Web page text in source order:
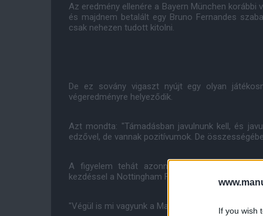
If you wish
Az eredmény ellenére a Bayern München
és majdnem betalált egy Bruno Fernandes
csak nehezen tudott kitolni.
De ez sovány vigaszt nyújt egy olyan
végeredményre helyeződik.
Azt mondta: "Támadásban javulnunk kell, és
edzővel, de vannak pozitívumok. De
A figyelem tehát azonnal a hétvégi feladatra
kezdéssel a Nottingham Forestet fogadjuk az
"Végül is mi vagyunk a Manchester United -